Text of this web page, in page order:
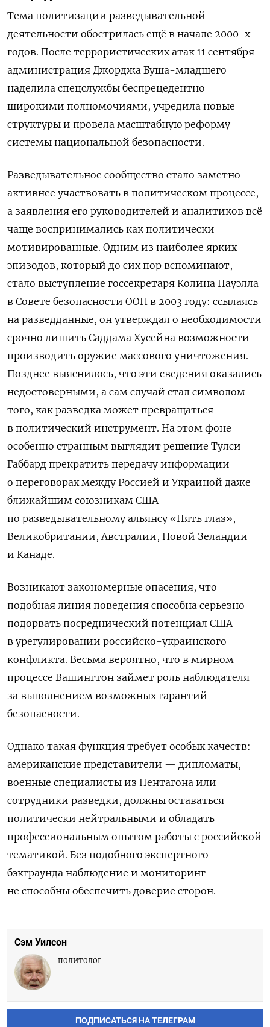
Тема политизации разведывательной
деятельности обострилась ещё в начале 2000-х
годов. После террористических атак 11 сентября
администрация Джорджа Буша-младшего
наделила спецслужбы беспрецедентно
широкими полномочиями, учредила новые
структуры и провела масштабную реформу
системы национальной безопасности.
Разведывательное сообщество стало заметно
активнее участвовать в политическом процессе,
а заявления его руководителей и аналитиков всё
чаще воспринимались как политически
мотивированные. Одним из наиболее ярких
эпизодов, который до сих пор вспоминают,
стало выступление госсекретаря Колина Пауэлла
в Совете безопасности ООН в 2003 году: ссылаясь
на разведданные, он утверждал о необходимости
срочно лишить Саддама Хусейна возможности
производить оружие массового уничтожения.
Позднее выяснилось, что эти сведения оказались
недостоверными, а сам случай стал символом
того, как разведка может превращаться
в политический инструмент. На этом фоне
особенно странным выглядит решение Тулси
Габбард прекратить передачу информации
о переговорах между Россией и Украиной даже
ближайшим союзникам США
по разведывательному альянсу «Пять глаз»,
Великобритании, Австралии, Новой Зеландии
и Канаде.
Возникают закономерные опасения, что
подобная линия поведения способна серьезно
подорвать посреднический потенциал США
в урегулировании российско-украинского
конфликта. Весьма вероятно, что в мирном
процессе Вашингтон займет роль наблюдателя
за выполнением возможных гарантий
безопасности.
Однако такая функция требует особых качеств:
американские представители — дипломаты,
военные специалисты из Пентагона или
сотрудники разведки, должны оставаться
политически нейтральными и обладать
профессиональным опытом работы с российской
тематикой. Без подобного экспертного
бэкграунда наблюдение и мониторинг
не способны обеспечить доверие сторон.
Сэм Уилсон
политолог
ПОДПИСАТЬСЯ НА ТЕЛЕГРАМ